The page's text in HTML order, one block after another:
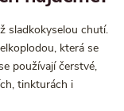
sladkokyselou chutí.
která se
používají čerstvé,
tinkturách i